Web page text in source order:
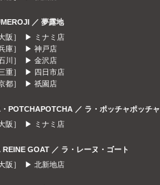
／ 夢露地
大阪］ ▶
ミナミ店
兵庫］ ▶ 神戸店
石川］ ▶ 金沢店
三重］ ▶ 四日市店
京都］ ▶ 祇園店
POTCHAPOTCHA ／ ラ・ポッチャポッチャ
大阪］ ▶
ミナミ店
REINE GOAT ／ ラ・レーヌ・ゴート
大阪］ ▶ 北新地店